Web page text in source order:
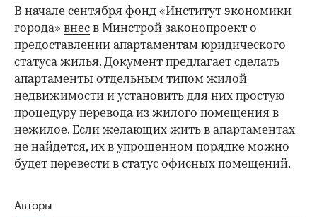
В начале сентября фонд «Институт экономики
города» внес в Минстрой законопроект о
предоставлении апартаментам юридического
статуса жилья. Документ предлагает сделать
апартаменты отдельным типом жилой
недвижимости и установить для них простую
процедуру перевода из жилого помещения в
нежилое. Если желающих жить в апартаментах
не найдется, их в упрощенном порядке можно
будет перевести в статус офисных помещений.
Авторы